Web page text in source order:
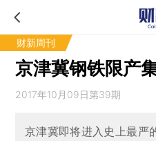
财新周刊
京津冀钢铁限产
2017年10月09日第39期
京津冀即将进入史上最严